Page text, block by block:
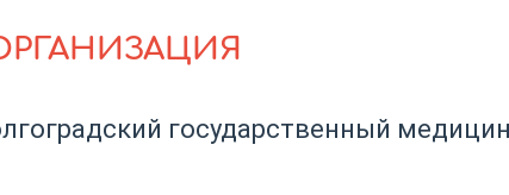
государственный